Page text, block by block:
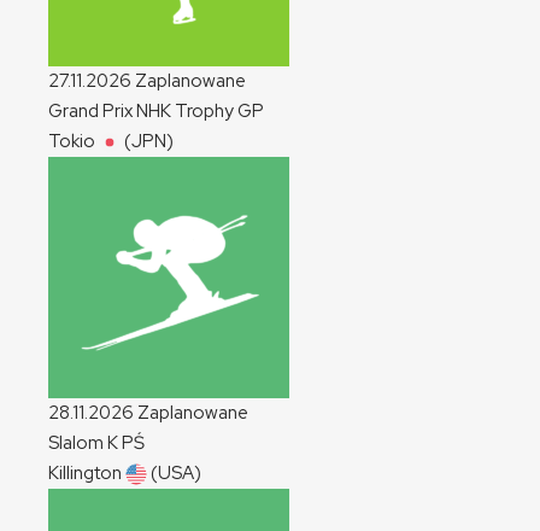
27.11.2026 Zaplanowane
Grand Prix NHK TrophyGP
Tokio
(JPN)
28.11.2026 Zaplanowane
Slalom KPŚ
Killington
(USA)